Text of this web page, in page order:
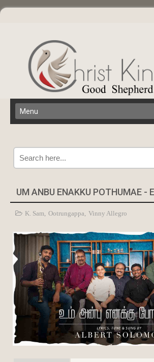
K. Sam, Ootrungappa, Vinny Allegro